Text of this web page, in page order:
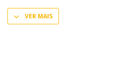
VER MAIS